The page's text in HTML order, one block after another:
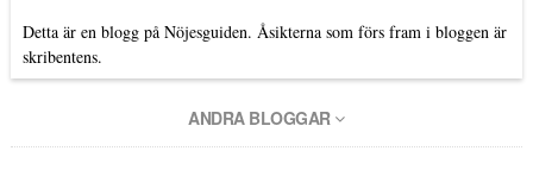
Detta är en blogg på Nöjesguiden. Åsikterna som förs fram i bloggen är
skribentens.
ANDRA BLOGGAR